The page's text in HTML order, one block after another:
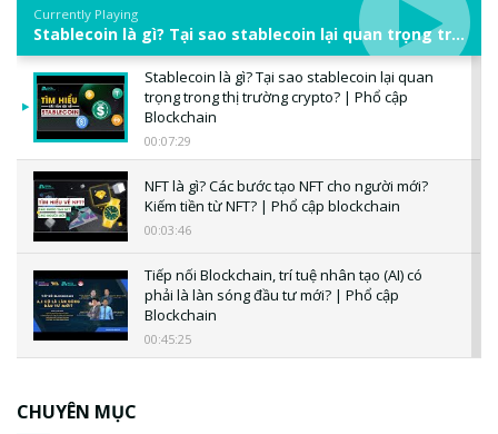
Currently Playing
Stablecoin là gì? Tại sao stablecoin lại quan trọng trong thị trường crypto? | Phổ cập Blockchain
Stablecoin là gì? Tại sao stablecoin lại quan
trọng trong thị trường crypto? | Phổ cập
Blockchain
00:07:29
NFT là gì? Các bước tạo NFT cho người mới?
Kiếm tiền từ NFT? | Phổ cập blockchain
00:03:46
Tiếp nối Blockchain, trí tuệ nhân tạo (AI) có
phải là làn sóng đầu tư mới? | Phổ cập
Blockchain
00:45:25
CHUYÊN MỤC